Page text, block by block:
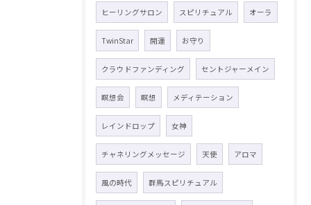
ヒーリングサロン スピリチュアル オーラ
TwinStar 開運 お守り
クラウドファンディング セントジャーメイン
瞑想会 瞑想 メディテーション
レインドロップ 女神
チャネリングメッセージ 天使 アロマ
風の時代 群馬スピリチュアル